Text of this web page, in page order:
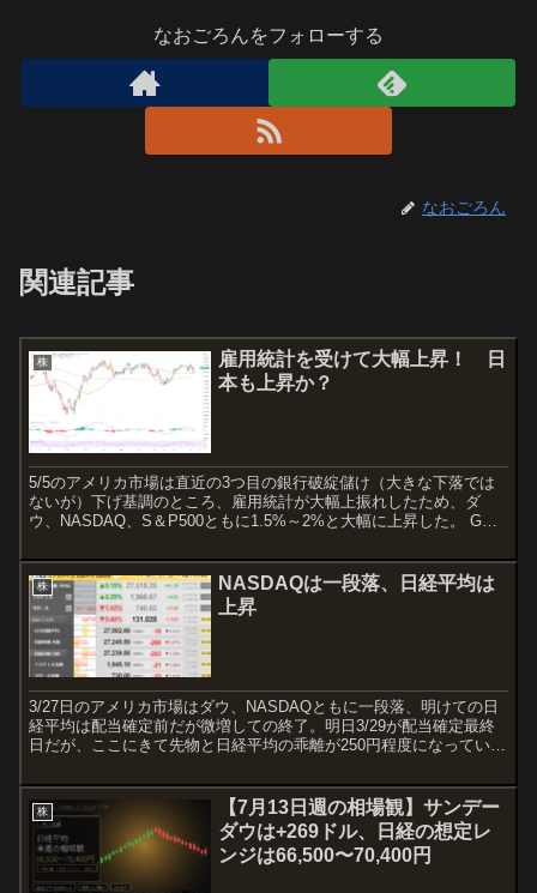
なおごろんをフォローする
なおごろん
関連記事
株
雇用統計を受けて大幅上昇！ 日
本も上昇か？
5/5のアメリカ市場は直近の3つ目の銀行破綻儲け（大きな下落では
ないが）下げ基調のところ、雇用統計が大幅上振れしたため、ダ
ウ、NASDAQ、S＆P500ともに1.5%～2%と大幅に上昇した。 GW
株
NASDAQは一段落、日経平均は
上昇
3/27日のアメリカ市場はダウ、NASDAQともに一段落、明けての日
経平均は配当確定前だが微増しての終了。明日3/29が配当確定最終
日だが、ここにきて先物と日経平均の乖離が250円程度になっている
株
【7月13日週の相場観】サンデー
ダウは+269ドル、日経の想定レ
ンジは66,500〜70,400円